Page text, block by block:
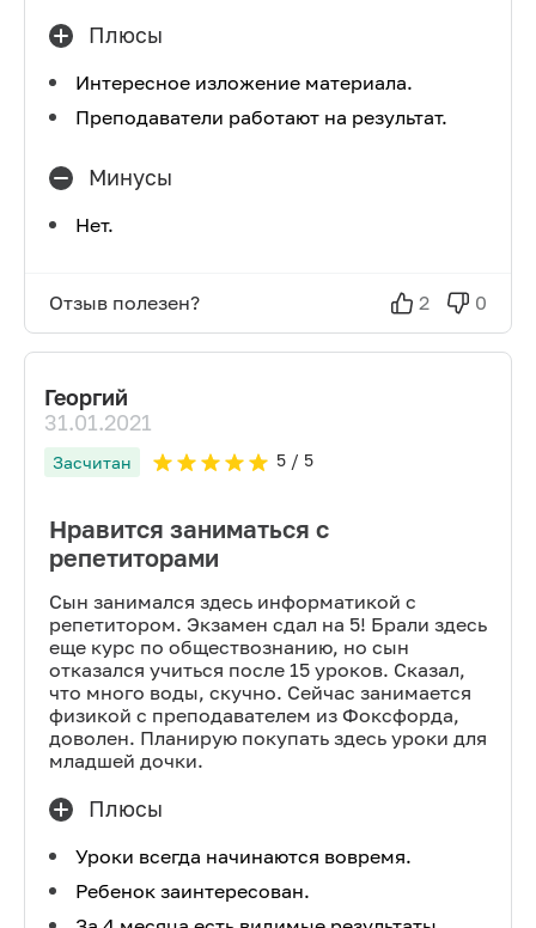
Плюсы
Интересное изложение материала.
Преподаватели работают на результат.
Минусы
Нет.
Отзыв полезен? 2 0
Георгий
31.01.2021
Засчитан 5/ 5
Нравится заниматься с
репетиторами
Сын занимался здесь информатикой с
репетитором. Экзамен сдал на 5! Брали здесь
еще курс по обществознанию, но сын
отказался учиться после 15 уроков. Сказал,
что много воды, скучно. Сейчас занимается
физикой с преподавателем из Фоксфорда,
доволен. Планирую покупать здесь уроки для
младшей дочки.
Плюсы
Уроки всегда начинаются вовремя.
Ребенок заинтересован.